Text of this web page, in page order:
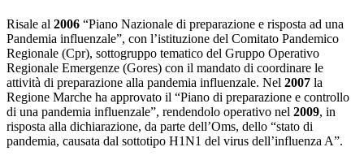
Risale al 2006 “Piano Nazionale di preparazione e risposta ad una
Pandemia influenzale”, con l’istituzione del Comitato Pandemico
Regionale (Cpr), sottogruppo tematico del Gruppo Operativo
Regionale Emergenze (Gores) con il mandato di coordinare le
attività di preparazione alla pandemia influenzale. Nel 2007 la
Regione Marche ha approvato il “Piano di preparazione e controllo
di una pandemia influenzale”, rendendolo operativo nel 2009, in
risposta alla dichiarazione, da parte dell’Oms, dello “stato di
pandemia, causata dal sottotipo H1N1 del virus dell’influenza A”.